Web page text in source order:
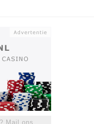
Mail ons